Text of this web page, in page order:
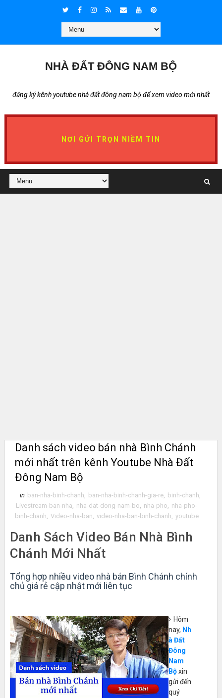
NHÀ ĐẤT ĐÔNG NAM BỘ
đăng ký kênh youtube nhà đất đông nam bộ để xem video mới nhất
NƠI GỬI TRỌN NIỀM TIN
Danh sách video bán nhà Bình Chánh
mới nhất trên kênh Youtube Nhà Đất
Đông Nam Bộ
in ban-nha-binh-chanh, ban-nha-binh-chanh-gia-re, binh-chanh,
Livestream-ban-nha, nha-dat-dong-nam-bo, nha-pho, nha-pho-
binh-chanh, Video-nha-ban, video-nha-ban-binh-chanh, youtube
Danh Sách Video Bán Nhà Bình
Chánh Mới Nhất
Tổng hợp nhiều video nhà bán Bình Chánh chính
chủ giá rẻ cập nhật mới liên tục
Hôm
nay, Nh
à Đất
Đông
Nam
Bộxin
gửi đến
quý